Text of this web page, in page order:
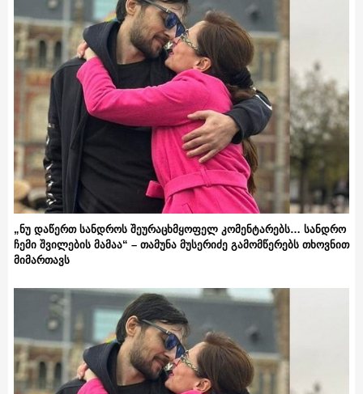
„ნუ დაწერთ სანდროს შეურაცხმყოფელ კომენტარებს… სანდრო
ჩემი შვილების მამაა“ – თამუნა მუსერიძე გამომწერებს თხოვნით
მიმართავს